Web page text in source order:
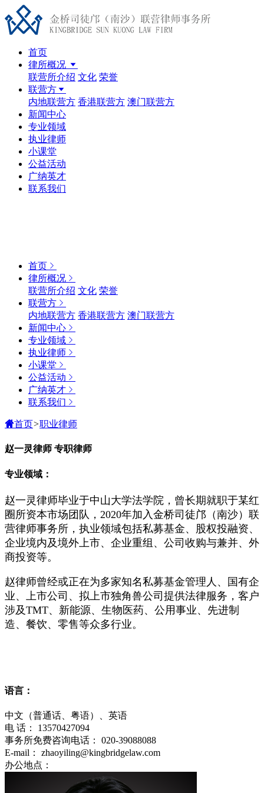
首页
律所概况
联营所介绍 文化 荣誉
联营方
内地联营方 香港联营方 澳门联营方
新闻中心
专业领域
执业律师
小课堂
公益活动
广纳英才
联系我们
首页
律所概况
联营所介绍 文化 荣誉
联营方
内地联营方 香港联营方 澳门联营方
新闻中心
专业领域
执业律师
小课堂
公益活动
广纳英才
联系我们
首页>职业律师
赵一灵律师 专职律师
专业领域：
赵一灵律师毕业于中山大学法学院，曾长期就职于某红
圈所资本市场团队， 2020年加入金桥司徒邝（南沙）联
营律师事务所，执业领域包括私募基金、股权投融资、
企业境内及境外上市、企业重组、公司收购与兼并、外
商投资等。
赵律师曾经或正在为多家知名私募基金管理人、国有企
业、上市公司、拟上市独角兽公司提供法律服务，客户
涉及TMT、新能源、生物医药、公用事业、先进制
造、餐饮、零售等众多行业。
语言：
中文（普通话、粤语）、英语
电 话：
13570427094
事务所免费咨询电话：
020-39088088
E-mail：
zhaoyiling@kingbridgelaw.com
办公地点：